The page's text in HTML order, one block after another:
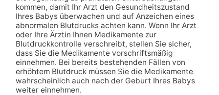
kommen, damit Ihr Arzt den Gesundheitszustand
Ihres Babys überwachen und auf Anzeichen eines
abnormalen Blutdrucks achten kann. Wenn Ihr Arzt
oder Ihre Ärztin Ihnen Medikamente zur
Blutdruckkontrolle verschreibt, stellen Sie sicher,
dass Sie die Medikamente vorschriftsmäßig
einnehmen. Bei bereits bestehenden Fällen von
erhöhtem Blutdruck müssen Sie die Medikamente
wahrscheinlich auch nach der Geburt Ihres Babys
weiter einnehmen.